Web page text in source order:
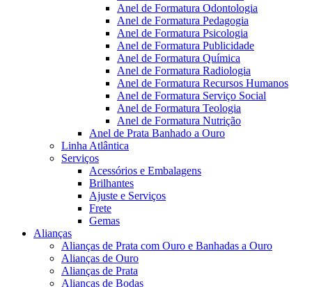
Anel de Formatura Odontologia
Anel de Formatura Pedagogia
Anel de Formatura Psicologia
Anel de Formatura Publicidade
Anel de Formatura Química
Anel de Formatura Radiologia
Anel de Formatura Recursos Humanos
Anel de Formatura Serviço Social
Anel de Formatura Teologia
Anel de Formatura Nutrição
Anel de Prata Banhado a Ouro
Linha Atlântica
Serviços
Acessórios e Embalagens
Brilhantes
Ajuste e Serviços
Frete
Gemas
Alianças
Alianças de Prata com Ouro e Banhadas a Ouro
Alianças de Ouro
Alianças de Prata
Alianças de Bodas